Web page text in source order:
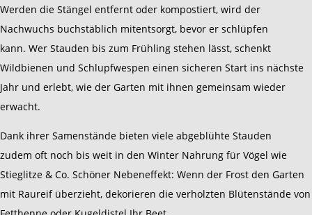
Werden die Stängel entfernt oder kompostiert, wird der
Nachwuchs buchstäblich mitentsorgt, bevor er schlüpfen
kann. Wer Stauden bis zum Frühling stehen lässt, schenkt
Wildbienen und Schlupfwespen einen sicheren Start ins nächste
Jahr und erlebt, wie der Garten mit ihnen gemeinsam wieder
erwacht.
Dank ihrer Samenstände bieten viele abgeblühte Stauden
zudem oft noch bis weit in den Winter Nahrung für Vögel wie
Stieglitze & Co. Schöner Nebeneffekt: Wenn der Frost den Garten
mit Raureif überzieht, dekorieren die verholzten Blütenstände von